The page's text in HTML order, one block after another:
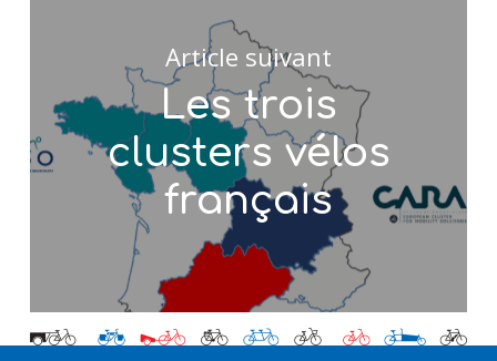
Article suivant
Les trois
clusters vélos
français